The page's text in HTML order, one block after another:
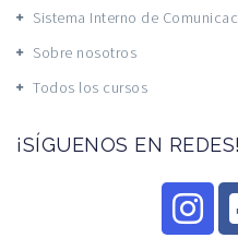
Sistema Interno de
Sobre nosotros
Todos los cursos
¡SÍGUENOS EN REDES!